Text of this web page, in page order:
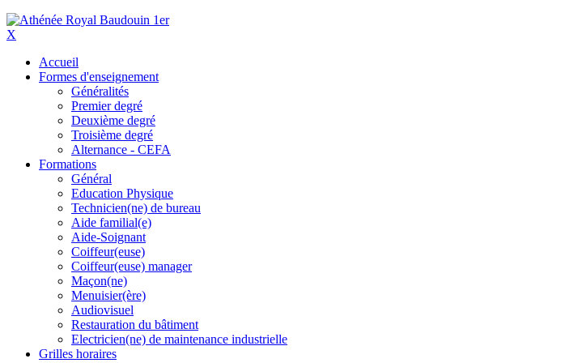
X
Accueil
Formes d'enseignement
Généralités
Premier degré
Deuxième degré
Troisième degré
Alternance - CEFA
Formations
Général
Education Physique
Technicien(ne) de bureau
Aide familial(e)
Aide-Soignant
Coiffeur(euse)
Coiffeur(euse) manager
Maçon(ne)
Menuisier(ère)
Audiovisuel
Restauration du bâtiment
Electricien(ne) de maintenance industrielle
Grilles horaires